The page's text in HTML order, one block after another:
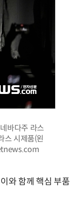
바다주 라스
스 시제품(왼
와 함께 핵심 부품